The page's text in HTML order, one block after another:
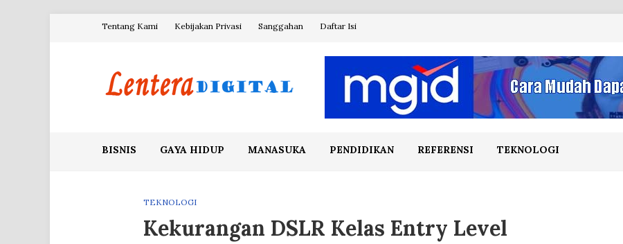
Tentang Kami Kebijakan Privasi Sanggahan Daftar Isi
BISNIS GAYA HIDUP MANASUKA PENDIDIKAN REFERENSI TEKNOLOGI
TEKNOLOGI
Kekurangan DSLR Kelas Entry Level